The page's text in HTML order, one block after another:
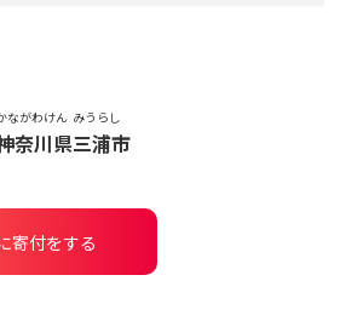
ながわけん
奈川県
みうらし
三浦市
寄付をする